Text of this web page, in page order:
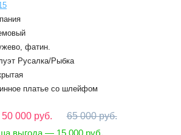
фатин.
Русалка/Рыбка
платье со шлейфом
50 000 руб.
65 000 руб.
выгода — 15 000 руб.